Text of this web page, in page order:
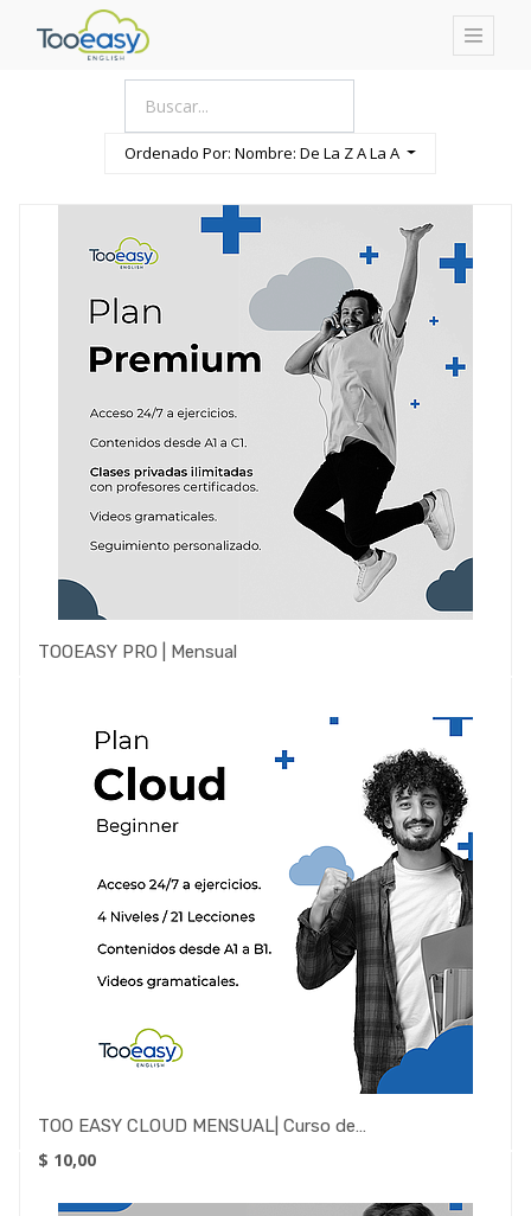
Ordenado Por: Nombre: De La Z A La A
PRODUCT
Todos los Productos
Marcas Blancas
TOOEASY PRO | Mensual
TOO EASY CLOUD MENSUAL| Curso de inglés BÁSICO
$ 10,00